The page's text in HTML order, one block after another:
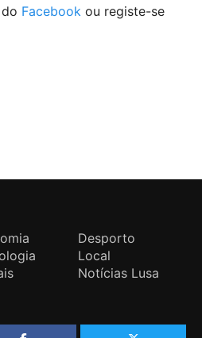
Facebook ou registe-se
Desporto
Local
Notícias Lusa